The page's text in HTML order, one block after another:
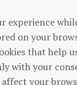
experience
on your
that help
with your
your